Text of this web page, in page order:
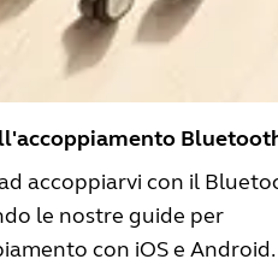
accoppiarvi con il
le nostre guide per
con iOS e Android.